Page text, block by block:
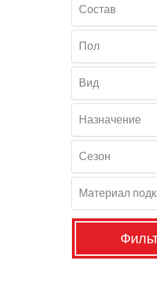
Состав
Пол
Вид
Назначение
Сезон
Материал